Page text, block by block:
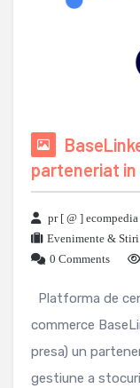
parteneriat in
pr [ @ ] ecompedia
Evenimente & Stiri
0 Comments
Platforma de
commerce
presa) un
gestiune a